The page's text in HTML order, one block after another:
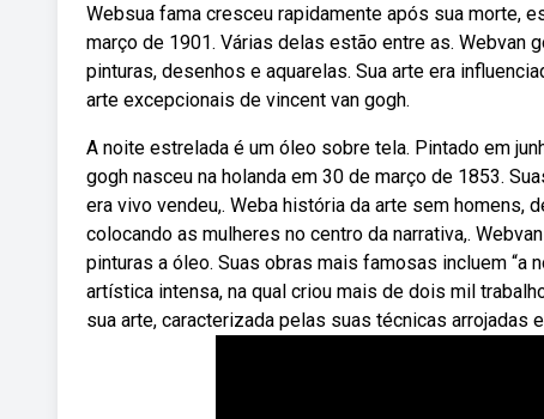
Websua fama cresceu rapidamente após sua morte,
março de 1901. Várias delas estão entre as. Webvan
pinturas, desenhos e aquarelas. Sua arte era
arte excepcionais de vincent van gogh.
A noite estrelada é um óleo sobre tela. Pintado em
gogh nasceu na holanda em 30 de março de 1853.
era vivo vendeu,. Weba história da arte sem homens,
colocando as mulheres no centro da narrativa,.
pinturas a óleo. Suas obras mais famosas incluem “a
artística intensa, na qual criou mais de dois mil
sua arte, caracterizada pelas suas técnicas arrojadas